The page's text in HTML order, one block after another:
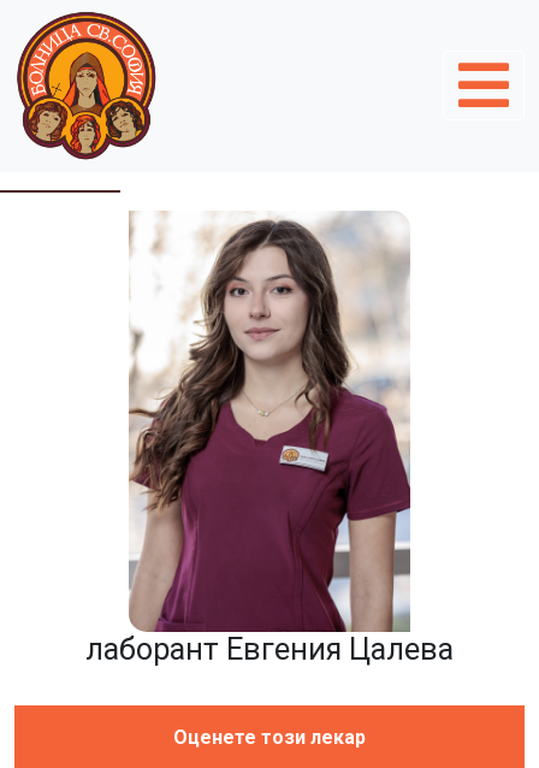
лаборант Евгения Цалева
Оценете този лекар